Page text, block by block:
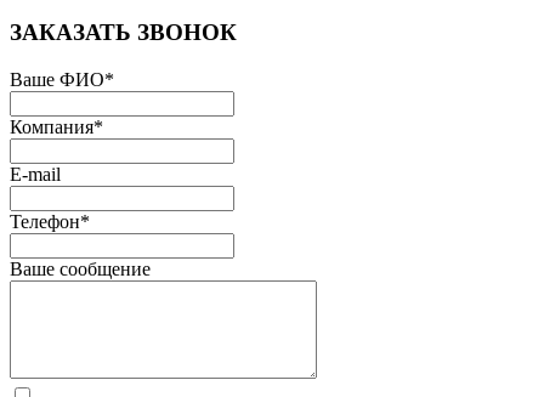
ЗАКАЗАТЬ ЗВОНОК
Ваше ФИО*
Компания*
E-mail
Телефон*
Ваше сообщение